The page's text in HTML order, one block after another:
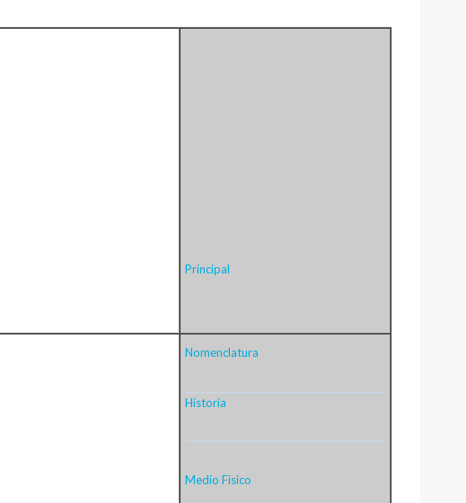
Principal
Nomenclatura
Historia
Medio Físico